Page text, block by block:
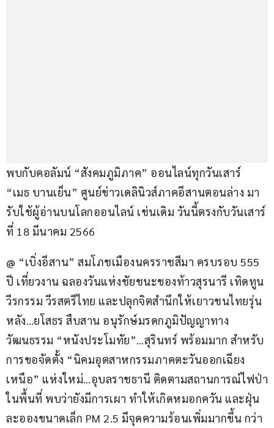
พบกับคอลัมน์ “สังคมภูมิภาค” ออนไลน์ทุกวันเสาร์
“เมธ บานเย็น” ศูนย์ข่าวเดลินิวส์ภาคอีสานตอนล่าง มา
รับใช้ผู้อ่านบนโลกออนไลน์ เช่นเดิม วันนี้ตรงกับวันเสาร์
ที่ 18 มีนาคม 2566
@ “เบิ่งอีสาน” สมโภชเมืองนครราชสีมา ครบรอบ 555
ปี เที่ยวงาน ฉลองวันแห่งชัยชนะของท้าวสุรนารี เทิดทูน
วีรกรรม วีรสตรีไทย และปลุกจิตสํานึกให้เยาวชนไทยรุ่น
หลัง…ยโสธร สืบสาน อนุรักษ์มรดกภูมิปัญญาทาง
วัฒนธรรม “หนังประโมทัย”…สุรินทร์ พร้อมมาก สำหรับ
การขอจัดตั้ง “นิคมอุตสาหกรรมภาคตะวันออกเฉียง
เหนือ” แห่งใหม่…อุบลราชธานี ติดตามสถานการณ์ไฟป่า
ในพื้นที่ พบว่ายังมีการเผา ทำให้เกิดหมอกควัน และฝุ่น
ละอองขนาดเล็ก PM 2.5 มีจุดความร้อนเพิ่มมากขึ้น กว่า